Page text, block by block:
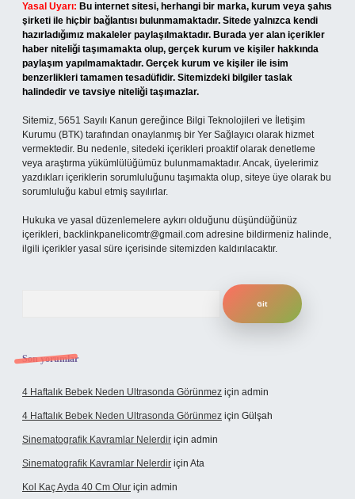
Yasal Uyarı: Bu internet sitesi, herhangi bir marka, kurum veya şahıs
şirketi ile hiçbir bağlantısı bulunmamaktadır. Sitede yalnızca kendi
hazırladığımız makaleler paylaşılmaktadır. Burada yer alan içerikler
haber niteliği taşımamakta olup, gerçek kurum ve kişiler hakkında
paylaşım yapılmamaktadır. Gerçek kurum ve kişiler ile isim
benzerlikleri tamamen tesadüfidir. Sitemizdeki bilgiler taslak
halindedir ve tavsiye niteliği taşımazlar.
Sitemiz, 5651 Sayılı Kanun gereğince Bilgi Teknolojileri ve İletişim
Kurumu (BTK) tarafından onaylanmış bir Yer Sağlayıcı olarak hizmet
vermektedir. Bu nedenle, sitedeki içerikleri proaktif olarak denetleme
veya araştırma yükümlülüğümüz bulunmamaktadır. Ancak, üyelerimiz
yazdıkları içeriklerin sorumluluğunu taşımakta olup, siteye üye olarak bu
sorumluluğu kabul etmiş sayılırlar.
Hukuka ve yasal düzenlemelere aykırı olduğunu düşündüğünüz
içerikleri, backlinkpanelicomtr@gmail.com adresine bildirmeniz halinde,
ilgili içerikler yasal süre içerisinde sitemizden kaldırılacaktır.
Son yorumlar
4 Haftalık Bebek Neden Ultrasonda Görünmez için admin
4 Haftalık Bebek Neden Ultrasonda Görünmez için Gülşah
Sinematografik Kavramlar Nelerdir için admin
Sinematografik Kavramlar Nelerdir için Ata
Kol Kaç Ayda 40 Cm Olur için admin